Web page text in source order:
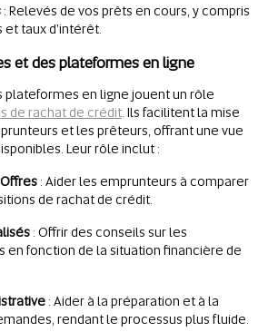
: Relevés de vos prêts en cours, y compris
taux d'intérêt.
et des plateformes en ligne
plateformes en ligne jouent un rôle
de rachat de crédit. Ils facilitent la mise
et les prêteurs, offrant une vue
Leur rôle inclut :
: Aider les emprunteurs à comparer
de rachat de crédit.
: Offrir des conseils sur les
en fonction de la situation financière de
: Aider à la préparation et à la
rendant le processus plus fluide.